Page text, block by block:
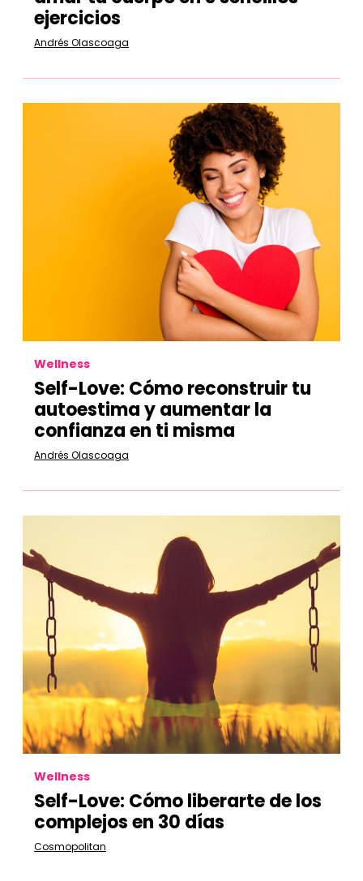
ejercicios
Andrés Olascoaga
Wellness
Self-Love: Cómo reconstruir tu
autoestima y aumentar la
confianza en ti misma
Andrés Olascoaga
Wellness
Self-Love: Cómo liberarte de los
complejos en 30 días
Cosmopolitan